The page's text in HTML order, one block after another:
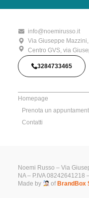
info@noemirusso.it
Via Giuseppe
Centro GVS, via
3284733465
Homepage
Prenota un
Contatti
Noemi Russo – Via
NA – P.IVA 08242641218
Made by
of BrandBox